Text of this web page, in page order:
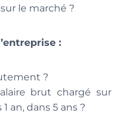
le marché ?
:
?
brut chargé sur
an, dans 5 ans ?